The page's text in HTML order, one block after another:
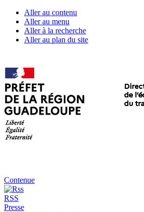
Aller au contenu
Aller au menu
Aller à la recherche
Aller au plan du site
Contenue
RSS
Presse